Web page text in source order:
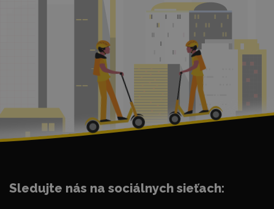
Sledujte nás na sociálnych sieťach: